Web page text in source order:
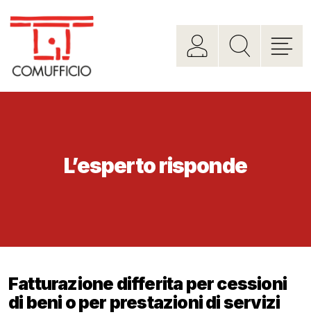
L’esperto risponde
Fatturazione differita per cessioni
di beni o per prestazioni di servizi